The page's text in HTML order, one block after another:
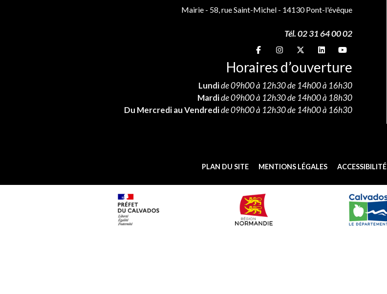
Mairie - 58, rue Saint-Michel - 14130 Pont-l'évêque
Tél. 02 31 64 00 02
Suivez-nous sur
Suivez-nous sur
Suivez-nous sur
Suivez-nous sur
Suivez-nous sur
Horaires d’ouverture
Lundide 09h00 à 12h30 de 14h00 à 16h30
Mardide 09h00 à 12h30 de 14h00 à 18h30
Du Mercredi au Vendredide 09h00 à 12h30 de 14h00 à 16h30
PLAN DU SITE MENTIONS LÉGALES ACCESSIBILITÉ